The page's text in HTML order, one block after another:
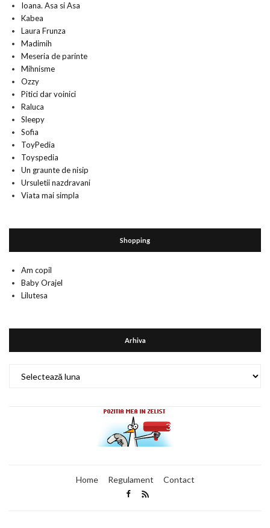
Ioana. Asa si Asa
Kabea
Laura Frunza
Madimih
Meseria de parinte
Mihnisme
Ozzy
Pitici dar voinici
Raluca
Sleepy
Sofia
ToyPedia
Toyspedia
Un graunte de nisip
Ursuletii nazdravani
Viata mai simpla
Shopping
Am copil
Baby Orajel
Lilutesa
Arhiva
Home Regulament Contact